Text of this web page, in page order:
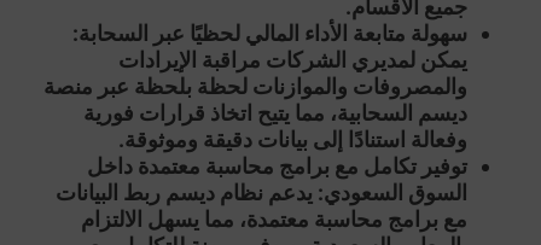
جميع الأقسام.
سهولة متابعة الأداء المالي لحظيًا عبر السحابة:
يمكن لمديري الشركات مراقبة الإيرادات
والمصروفات والموازنات لحظة بلحظة عبر منصة
ديسم السحابية، مما يتيح اتخاذ قرارات فورية
وفعالة استنادًا إلى بيانات دقيقة وموثوقة.
توفير تكامل مع برامج محاسبة معتمدة داخل
السوق السعودي: يدعم نظام ديسم ربط البيانات
مع برامج محاسبة معتمدة، مما يسهل الالتزام